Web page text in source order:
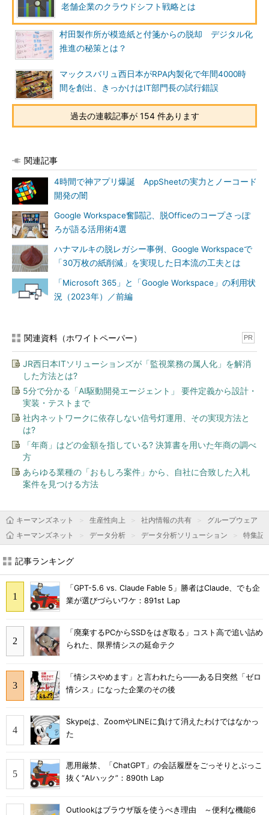
老舗企業のクラウドシフト戦略とは
村田製作所が模造紙と付箋からの脱却 デジタル化
推進の秘策とは？
マックスバリュ西日本がRPA内製化で年間4000時
間を創出、きっかけはIT部門長の試行錯誤
過去の連載記事が 154 件あります
関連記事
4時間で神アプリ爆誕 AppSheetの実力とノーコード
開発の闇
Google Workspace奮闘記、脱Officeのコープさっぽ
ろが語る活用術4選
ハナマルキの脱レガシー事例、Google Workspaceで
「30万枚の紙削減」を実現した日本流の工夫とは
「Microsoft 365」と「Google Workspace」の利用状
況（2023年）／前編
関連資料（ホワイトペーパー） PR
JR西日本ITソリューションズが「監視業務の属人化」を解消
した方法とは?
5分で分かる「AI駆動開発エージェント」 要件定義から設計・
実装・テストまで
社内ネットワークに依存しない信号灯運用、その実現方法と
は?
「年商」はどの金額を指している? 決算書を用いた年商の調べ
方
あらゆる業種の「おもしろ案件」から、自社に合致した入札
案件を見つける方法
キーマンズネット 生産性向上 社内情報の共有
グループウェア
キーマンズネット
データ分析 データ分析ソリューション 特集記
記事ランキング
「GPT-5.6 vs. Claude Fable 5」勝者はClaude、でも企
業が選びづらいワケ：891st Lap
「廃棄するPCからSSDをはぎ取る」コスト高で追い詰め
られた、限界情シスの延命テク
「情シスやめます」と言われたら――ある日突然「ゼロ
情シス」になった企業のその後
Skypeは、ZoomやLINEに負けて消えたわけではなかっ
た
悪用厳禁、「ChatGPT」の会話履歴をごっそりとぶっこ
抜く“AIハック”：890th Lap
Outlookはブラウザ版を使うべき理由 ～便利な機能6